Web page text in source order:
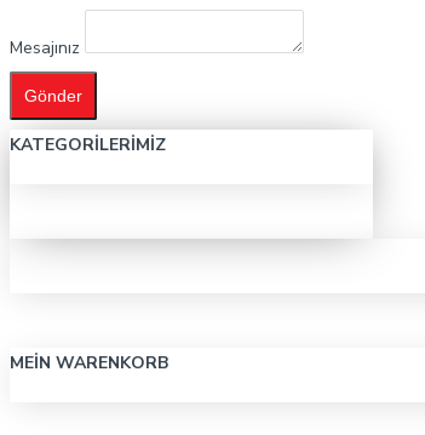
Mesajınız
Gönder
KATEGORILERIMIZ
MEIN WARENKORB